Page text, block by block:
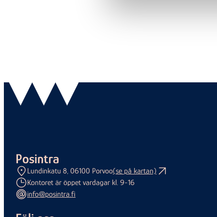
Posintra
Lundinkatu 8, 06100 Porvoo(se på kartan)
Kontoret är öppet vardagar kl. 9-16
info@posintra.fi